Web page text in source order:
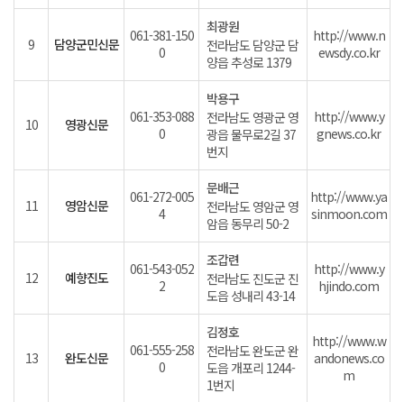
9 담양군민신문
061-381-150
0
최광원
전라남도 담양군 담
양읍 추성로 1379
http://www.n
ewsdy.co.kr
10 영광신문
061-353-088
0
박용구
전라남도 영광군 영
광읍 물무로2길 37
번지
http://www.y
gnews.co.kr
11 영암신문
061-272-005
4
문배근
전라남도 영암군 영
암읍 동무리 50-2
http://www.ya
sinmoon.com
12 예향진도
061-543-052
2
조갑련
전라남도 진도군 진
도읍 성내리 43-14
http://www.y
hjindo.com
13 완도신문
061-555-258
0
김정호
전라남도 완도군 완
도읍 개포리 1244-
1번지
http://www.w
andonews.co
m